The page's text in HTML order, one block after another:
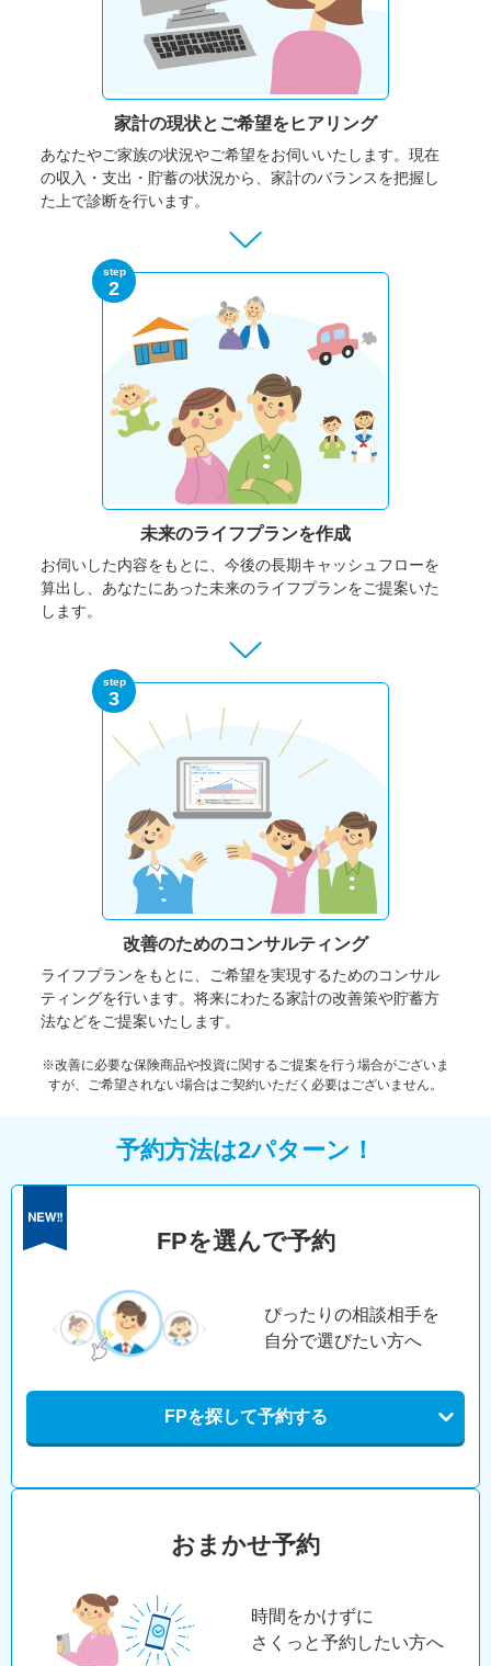
家計の現状と ご希望をヒアリング
あなたやご家族の状況やご希望をお伺いいたします。 現在
の収入・支出・貯蓄の状況から、家計のバランスを把握し
た上で診断を行います。
step
2
未来のライフプランを作成
お伺いした内容をもとに、今後の長期キャッシュフローを
算出し、あなたにあった未来のライフプランをご提案いた
します。
step
3
改善のためのコンサルティング
ライフプランをもとに、ご希望を実現するためのコンサル
ティングを行います。将来にわたる家計の改善策や貯蓄方
法などをご提案いたします。
※改善に必要な保険商品や投資に関するご提案を行う場合がございま
すが、ご希望されない場合はご契約いただく必要はございません。
予約方法は2パターン！
FPを選んで予約
ぴったりの相談相手を
自分で選びたい方へ
FPを探して予約する
おまかせ予約
時間をかけずに
さくっと予約したい方へ